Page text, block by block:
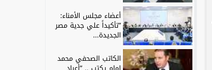
أعضاء مجلس الأمناء:
”تأكيداً علي جدية مصر
الجديدة...
الكاتب الصحفي محمد